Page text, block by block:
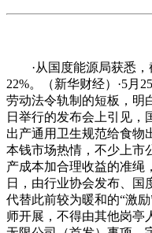
·从国度能源局获悉，截
22%。（新华财经）·5月
劳动法令轨制的短板，明
日举行的发布会上引见，
出产通用卫生规范给食物
本钱市场热情，不少上市
产成本加合理收益的准绳
日，由行业协会发布、国
代替此前较为暖和的“激
师开展，不得由其他岗亭